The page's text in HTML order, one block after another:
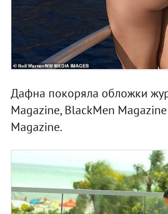
Дафна покоряла обложки
Magazine, BlackMen
Magazine.